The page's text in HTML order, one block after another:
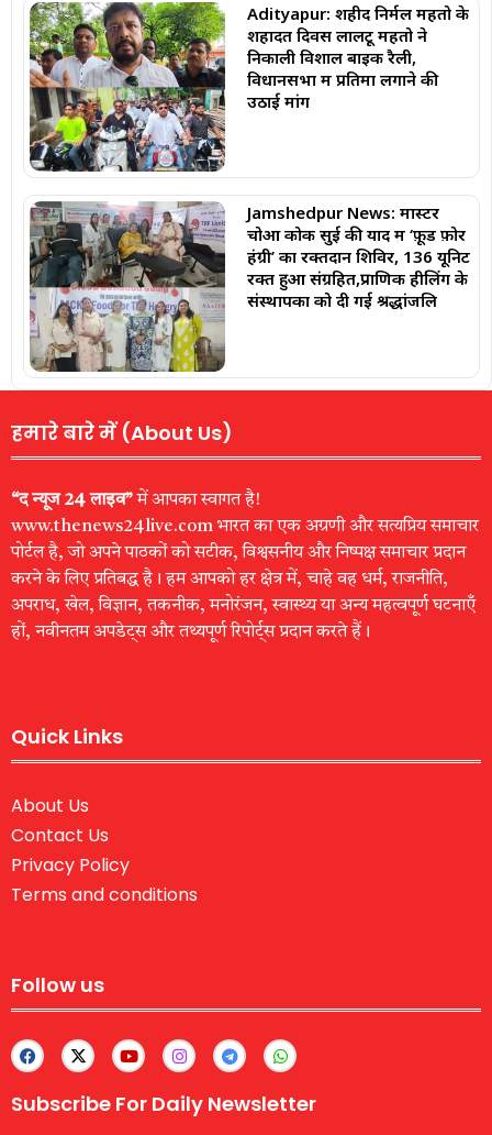
Adityapur: शहीद निर्मल महतो के
शहादत दिवस लालटू महतो ने
निकाली विशाल बाइक रैली,
विधानसभा में प्रतिमा लगाने की
उठाई मांग
Jamshedpur News: मास्टर
चोआ कोक सुई की याद में ‘फ़ूड फ़ोर
हंग्री’ का रक्तदान शिविर, 136 यूनिट
रक्त हुआ संग्रहित,प्राणिक हीलिंग के
संस्थापकों को दी गई श्रद्धांजलि
हमारे बारे में (About Us)
“द न्यूज 24 लाइव”में आपका स्वागत है!
www.thenews24live.com भारत का एक अग्रणी और सत्यप्रिय समाचार
पोर्टल है, जो अपने पाठकों को सटीक, विश्वसनीय और निष्पक्ष समाचार प्रदान
करने के लिए प्रतिबद्ध है। हम आपको हर क्षेत्र में, चाहे वह धर्म, राजनीति,
अपराध, खेल, विज्ञान, तकनीक, मनोरंजन, स्वास्थ्य या अन्य महत्वपूर्ण घटनाएँ
हों, नवीनतम अपडेट्स और तथ्यपूर्ण रिपोर्ट्स प्रदान करते हैं।
Quick Links
About Us
Contact Us
Privacy Policy
Terms and conditions
Follow us
Subscribe For Daily Newsletter